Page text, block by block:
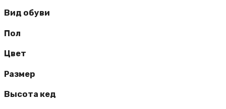
Вид обуви
Пол
Цвет
Размер
Высота кед